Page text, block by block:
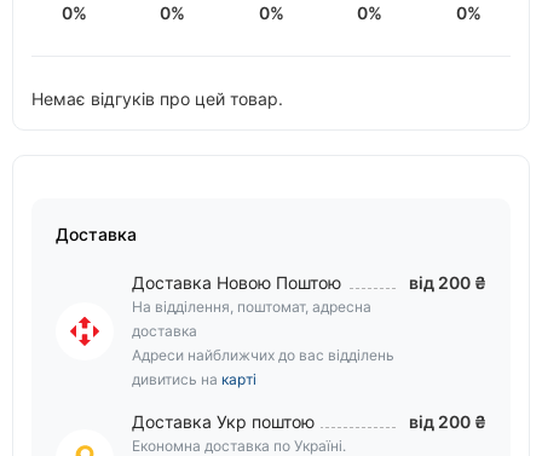
0% 0% 0% 0% 0%
Немає відгуків про цей товар.
Доставка
Доставка Новою Поштою
На відділення, поштомат, адресна
доставка
Адреси найближчих до вас відділень
дивитись на карті
від 200 ₴
Доставка Укр поштою
Економна доставка по Україні.
від 200 ₴